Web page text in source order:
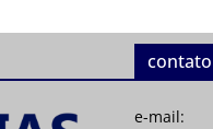
contato
e-mail: